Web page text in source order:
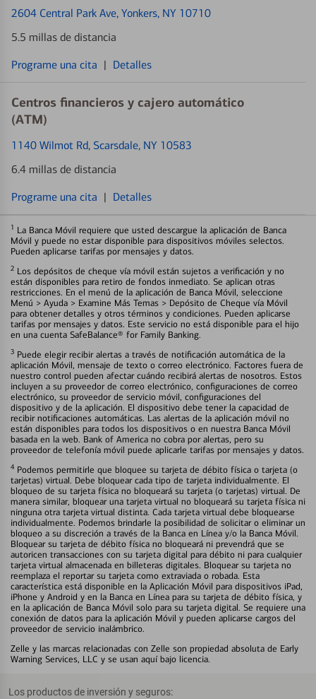
2604 Central Park Ave, Yonkers, NY 10710
5.5 millas de distancia
Programe una cita | Detalles
Centros financieros y cajero automático
(ATM)
1140 Wilmot Rd, Scarsdale, NY 10583
6.4 millas de distancia
Programe una cita | Detalles
1 La Banca Móvil requiere que usted descargue la aplicación de Banca
Móvil y puede no estar disponible para dispositivos móviles selectos.
Pueden aplicarse tarifas por mensajes y datos.
2 Los depósitos de cheque vía móvil están sujetos a verificación y no
están disponibles para retiro de fondos inmediato. Se aplican otras
restricciones. En el menú de la aplicación de Banca Móvil, seleccione
Menú > Ayuda > Examine Más Temas > Depósito de Cheque vía Móvil
para obtener detalles y otros términos y condiciones. Pueden aplicarse
tarifas por mensajes y datos. Este servicio no está disponible para el hijo
en una cuenta SafeBalance® for Family Banking.
3 Puede elegir recibir alertas a través de notificación automática de la
aplicación Móvil, mensaje de texto o correo electrónico. Factores fuera de
nuestro control pueden afectar cuándo recibirá alertas de nosotros. Estos
incluyen a su proveedor de correo electrónico, configuraciones de correo
electrónico, su proveedor de servicio móvil, configuraciones del
dispositivo y de la aplicación. El dispositivo debe tener la capacidad de
recibir notificaciones automáticas. Las alertas de la aplicación móvil no
están disponibles para todos los dispositivos o en nuestra Banca Móvil
basada en la web. Bank of America no cobra por alertas, pero su
proveedor de telefonía móvil puede aplicarle tarifas por mensajes y datos.
4 Podemos permitirle que bloquee su tarjeta de débito física o tarjeta (o
tarjetas) virtual. Debe bloquear cada tipo de tarjeta individualmente. El
bloqueo de su tarjeta física no bloqueará su tarjeta (o tarjetas) virtual. De
manera similar, bloquear una tarjeta virtual no bloqueará su tarjeta física ni
ninguna otra tarjeta virtual distinta. Cada tarjeta virtual debe bloquearse
individualmente. Podemos brindarle la posibilidad de solicitar o eliminar un
bloqueo a su discreción a través de la Banca en Línea y/o la Banca Móvil.
Bloquear su tarjeta de débito física no bloqueará ni prevendrá que se
autoricen transacciones con su tarjeta digital para débito ni para cualquier
tarjeta virtual almacenada en billeteras digitales. Bloquear su tarjeta no
reemplaza el reportar su tarjeta como extraviada o robada. Esta
característica está disponible en la Aplicación Móvil para dispositivos iPad,
iPhone y Android y en la Banca en Línea para su tarjeta de débito física, y
en la aplicación de Banca Móvil solo para su tarjeta digital. Se requiere una
conexión de datos para la aplicación Móvil y pueden aplicarse cargos del
proveedor de servicio inalámbrico.
Zelle y las marcas relacionadas con Zelle son propiedad absoluta de Early
Warning Services, LLC y se usan aquí bajo licencia.
Los productos de inversión y seguros: